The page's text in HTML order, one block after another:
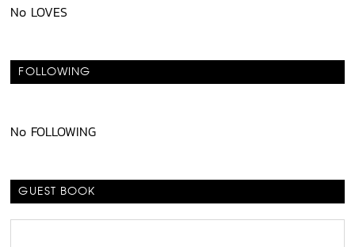
No LOVES
FOLLOWING
No FOLLOWING
GUEST BOOK